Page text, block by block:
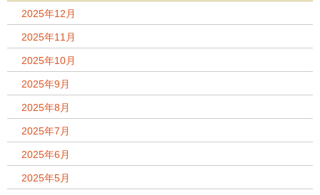
2025年12月
2025年11月
2025年10月
2025年9月
2025年8月
2025年7月
2025年6月
2025年5月